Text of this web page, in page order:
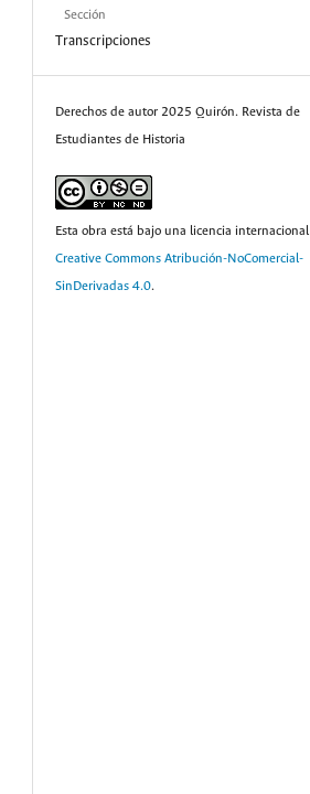
Sección
Transcripciones
Derechos de autor 2025 Quirón. Revista de
Estudiantes de Historia
Esta obra está bajo una licencia internacional
Creative Commons Atribución-NoComercial-
SinDerivadas 4.0.